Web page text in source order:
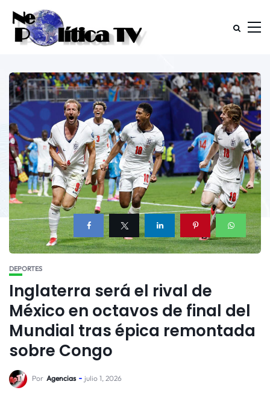
DEPORTES
Inglaterra será el rival de
México en octavos de final del
Mundial tras épica remontada
sobre Congo
Por Agencias julio 1, 2026